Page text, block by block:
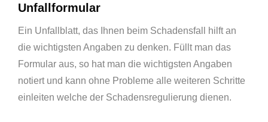
Unfallformular
Ein Unfallblatt, das Ihnen beim Schadensfall hilft an
die wichtigsten Angaben zu denken. Füllt man das
Formular aus, so hat man die wichtigsten Angaben
notiert und kann ohne Probleme alle weiteren Schritte
einleiten welche der Schadensregulierung dienen.